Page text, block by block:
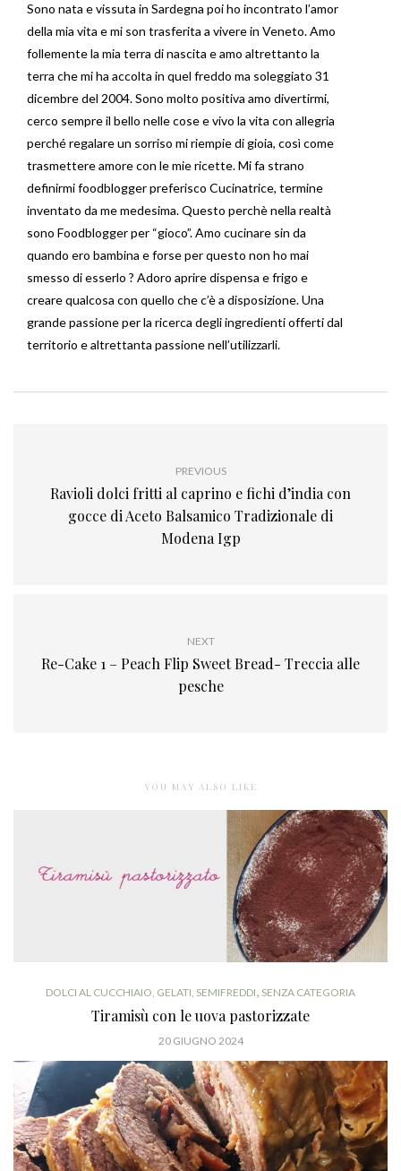
Sono nata e vissuta in Sardegna poi ho incontrato l’amor
della mia vita e mi son trasferita a vivere in Veneto. Amo
follemente la mia terra di nascita e amo altrettanto la
terra che mi ha accolta in quel freddo ma soleggiato 31
dicembre del 2004. Sono molto positiva amo divertirmi,
cerco sempre il bello nelle cose e vivo la vita con allegria
perché regalare un sorriso mi riempie di gioia, così come
trasmettere amore con le mie ricette. Mi fa strano
definirmi foodblogger preferisco Cucinatrice, termine
inventato da me medesima. Questo perchè nella realtà
sono Foodblogger per “gioco”. Amo cucinare sin da
quando ero bambina e forse per questo non ho mai
smesso di esserlo ? Adoro aprire dispensa e frigo e
creare qualcosa con quello che c’è a disposizione. Una
grande passione per la ricerca degli ingredienti offerti dal
territorio e altrettanta passione nell’utilizzarli.
PREVIOUS
Ravioli dolci fritti al caprino e fichi d’india con
gocce di Aceto Balsamico Tradizionale di
Modena Igp
NEXT
Re-Cake 1 – Peach Flip Sweet Bread- Treccia alle
pesche
YOU MAY ALSO LIKE
DOLCI AL CUCCHIAIO, GELATI, SEMIFREDDI, SENZA CATEGORIA
Tiramisù con le uova pastorizzate
20 GIUGNO 2024